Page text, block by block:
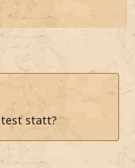
statt?